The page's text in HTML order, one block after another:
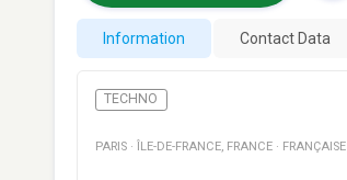
Information Contact Data
TECHNO
PARIS · ÎLE-DE-FRANCE, FRANCE · FRANÇAISE